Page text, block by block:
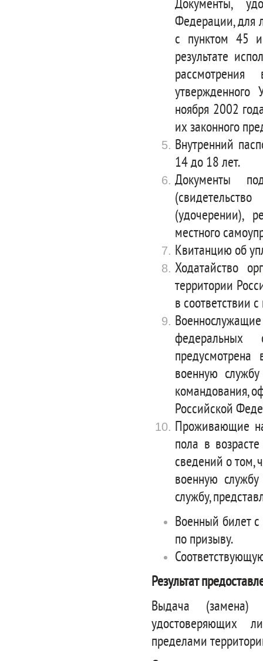
Документы,
Федерации, для
с пунктом 45
результате
ноября 2002
их законного
Внутренний
14 до 18 лет.
Документы
(удочерении),
местного
Квитанцию об
Ходатайство
территории
в соответствии
федеральных
военную
командования,
Российской
Проживающие
пола в
сведений о том,
военную
службу,
Военный билет
по призыву.
Результат
Выдача (замена)
удостоверяющих
пределами